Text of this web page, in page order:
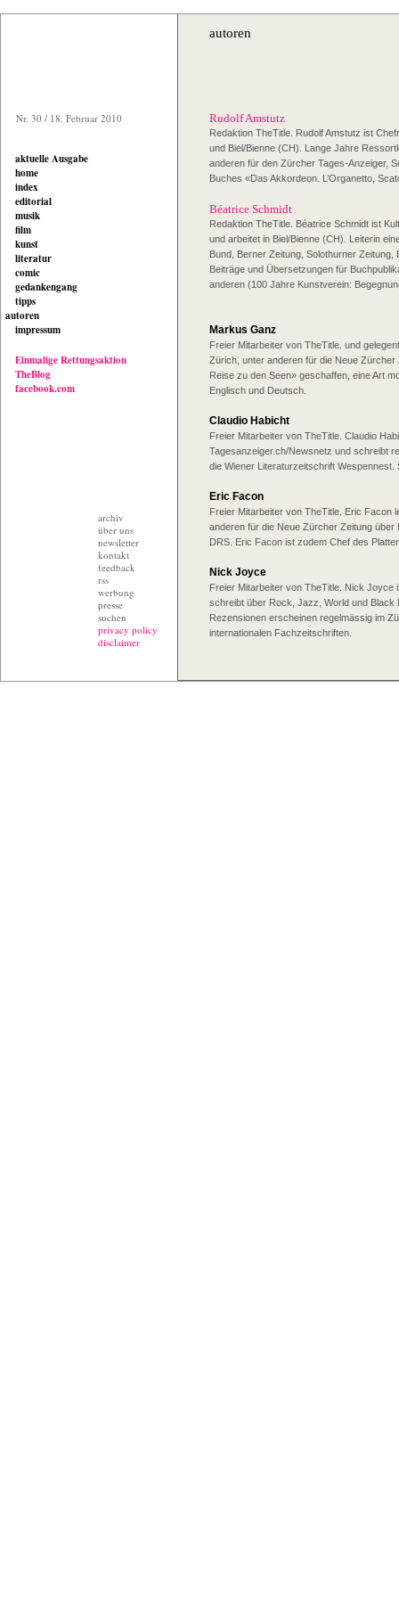
Nr. 30 / 18. Februar 2010
aktuelle Ausgabe
home
index
editorial
musik
film
kunst
literatur
comic
gedankengang
tipps
autoren
impressum
Einmalige Rettungsaktion
TheBlog
facebook.com
archiv
über uns
newsletter
kontakt
feedback
rss
werbung
presse
suchen
privacy policy
disclaimer
autoren
Rudolf Amstutz
Redaktion TheTitle. Rudolf Amstutz ist
und Biel/Bienne (CH). Lange Jahre
anderen für den Zürcher Tages-Anzeiger,
Buches «Das Akkordeon. L’Organetto,
Béatrice Schmidt
Redaktion TheTitle. Béatrice Schmidt ist
und arbeitet in Biel/Bienne (CH). Leiterin
Bund, Berner Zeitung, Solothurner
Beiträge und Übersetzungen für
anderen (100 Jahre Kunstverein:
Markus Ganz
Freier Mitarbeiter von TheTitle. und
Zürich, unter anderen für die Neue
Reise zu den Seen» geschaffen, eine Art
Englisch und Deutsch.
Claudio Habicht
Freier Mitarbeiter von TheTitle. Claudio
Tagesanzeiger.ch/Newsnetz und schreibt
die Wiener Literaturzeitschrift
Eric Facon
Freier Mitarbeiter von TheTitle. Eric Facon
anderen für die Neue Zürcher Zeitung
DRS. Eric Facon ist zudem Chef des
Nick Joyce
Freier Mitarbeiter von TheTitle. Nick Joyce
schreibt über Rock, Jazz, World und
Rezensionen erscheinen regelmässig im
internationalen Fachzeitschriften.